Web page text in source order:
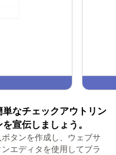
なチェックアウトリン
宣伝しましょう。
タンを作成し、ウェブサ
エディタを使用してブラ